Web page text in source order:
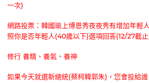
一次)
網路投票：韓國瑜上博恩秀夜夜秀有增加年輕
照你是否年輕人(40歲以下)選項回答(12/27截
修行 養精、養氣、養神
如果今天就選新總統(蔡柯韓郭朱)，您會投給